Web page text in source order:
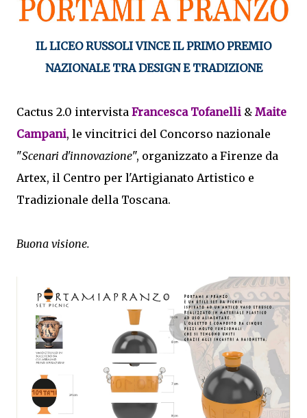
IL LICEO RUSSOLI VINCE IL PRIMO PREMIO
NAZIONALE TRA DESIGN E TRADIZIONE
Cactus 2.0 intervista Francesca Tofanelli & Maite
Campani, le vincitrici del Concorso nazionale
"Scenari d'innovazione", organizzato a Firenze da
Artex, il Centro per l'Artigianato Artistico e
Tradizionale della Toscana.
Buona visione.